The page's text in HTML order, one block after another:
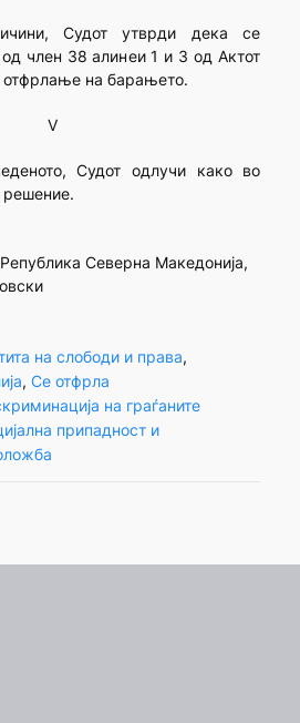
Судот утврди дека се
од член 38 алинеи 1 и 3 од Актот
отфрлање на барањето.
V
Судот одлучи како во
решение.
Северна Македонија,
на слободи и права
, Се отфрла
на граѓаните
припадност и